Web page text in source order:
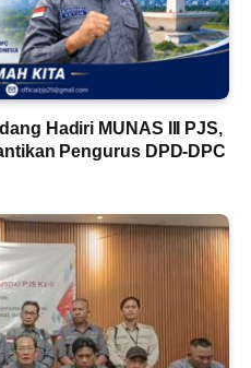
Hadiri MUNAS III PJS,
Pengurus DPD-DPC